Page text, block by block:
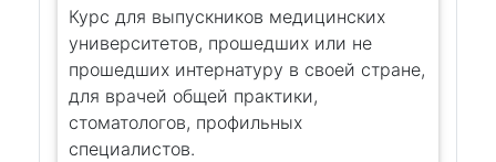
Курс для выпускников медицинских
университетов, прошедших или не
прошедших интернатуру в своей стране,
для врачей общей практики,
стоматологов, профильных
специалистов.